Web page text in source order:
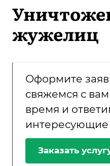
жужелиц
Оформите
свяжемся с
время и
Заказать